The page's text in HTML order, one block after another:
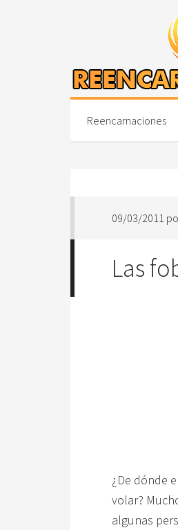
Reencarnaciones
09/03/2011
Las
¿De dónde
volar?
algunas